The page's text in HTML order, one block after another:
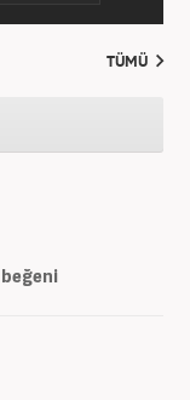
TÜMÜ
beğeni